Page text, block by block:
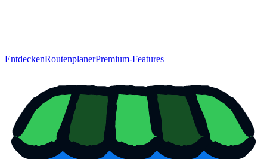
EntdeckenRoutenplanerPremium-Features